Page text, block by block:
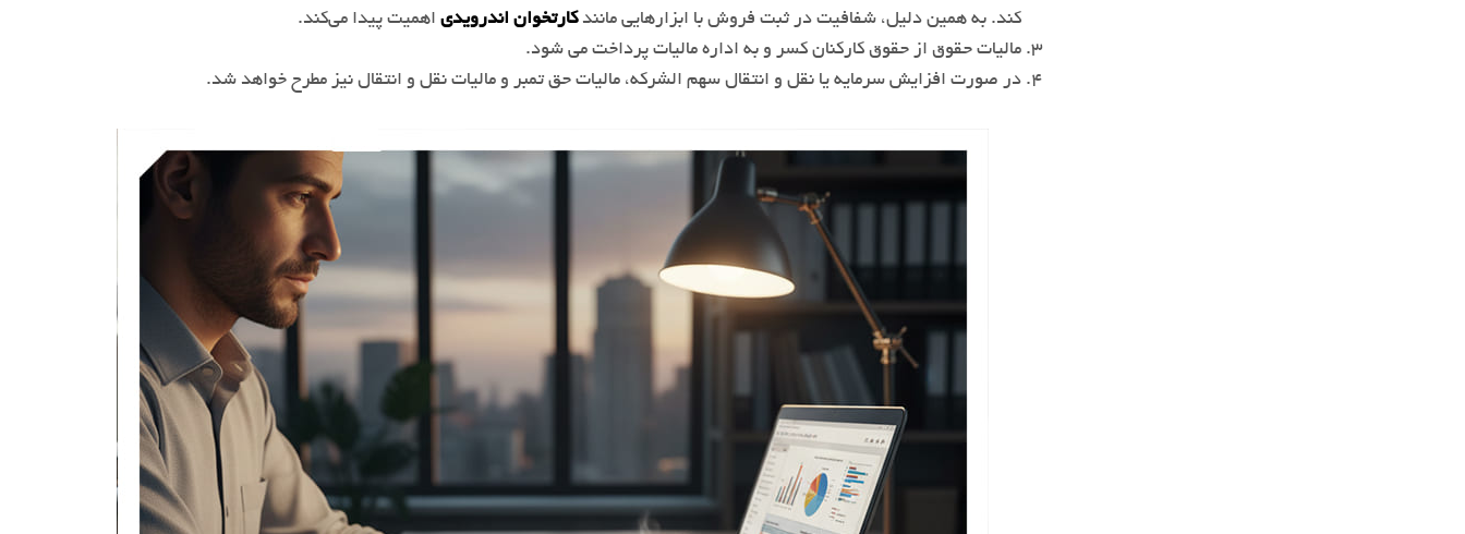
کند. به همین دلیل، شفافیت در ثبت فروش با ابزارهایی مانندکارتخوان اندرویدی اهمیت پیدا می‌کند.
مالیات حقوق از حقوق کارکنان کسر و به اداره مالیات پرداخت می شود.
در صورت افزایش سرمایه یا نقل و انتقال سهم الشرکه، مالیات حق تمبر و مالیات نقل و انتقال نیز مطرح خواهد شد.